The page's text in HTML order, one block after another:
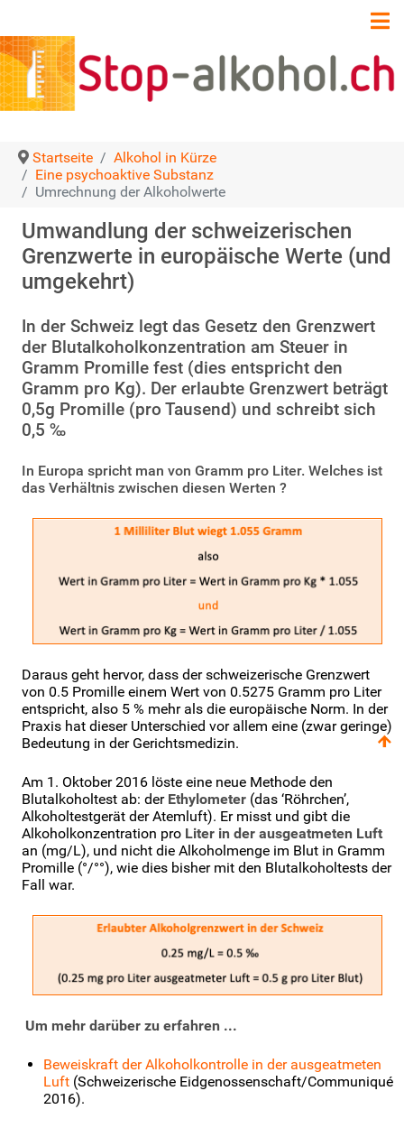
Startseite
Alkohol in Kürze
Eine psychoaktive Substanz
Umrechnung der Alkoholwerte
Umwandlung der schweizerischen
Grenzwerte in europäische Werte (und
umgekehrt)
In der Schweiz legt das Gesetz den Grenzwert
der Blutalkoholkonzentration am Steuer in
Gramm Promille fest (dies entspricht den
Gramm pro Kg). Der erlaubte Grenzwert beträgt
0,5g Promille (pro Tausend) und schreibt sich
0,5 ‰
In Europa spricht man von Gramm pro Liter. Welches ist
das Verhältnis zwischen diesen Werten ?
Daraus geht hervor, dass der schweizerische Grenzwert
von 0.5 Promille einem Wert von 0.5275 Gramm pro Liter
entspricht, also 5 % mehr als die europäische Norm. In der
Praxis hat dieser Unterschied vor allem eine (zwar geringe)
Bedeutung in der Gerichtsmedizin.
Am 1. Oktober 2016 löste eine neue Methode den
Blutalkoholtest ab: der Ethylometer (das ‘Röhrchen’,
Alkoholtestgerät der Atemluft). Er misst und gibt die
Alkoholkonzentration pro Liter in der ausgeatmeten Luft
an (mg/L), und nicht die Alkoholmenge im Blut in Gramm
Promille (°/°°), wie dies bisher mit den Blutalkoholtests der
Fall war.
Um mehr darüber zu erfahren ...
Beweiskraft der Alkoholkontrolle in der ausgeatmeten
Luft (Schweizerische Eidgenossenschaft/Communiqué
2016).